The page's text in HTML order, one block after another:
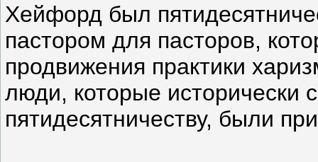
Хейфорд был
пастором для пасторов,
продвижения практики
люди, которые исторически
пятидесятничеству, были